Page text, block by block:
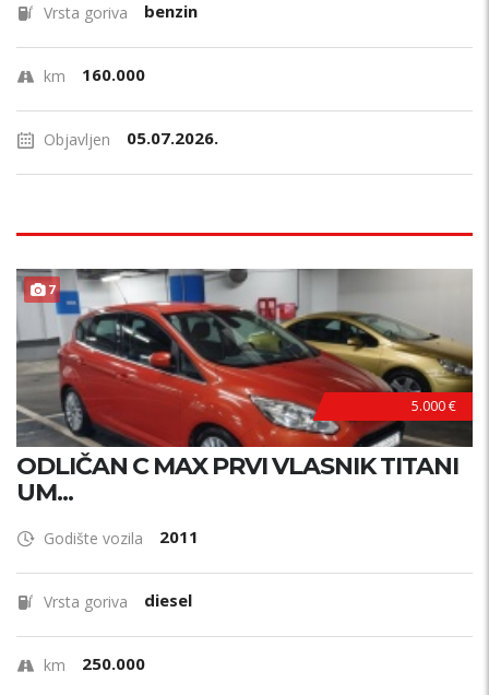
Vrsta goriva benzin
km 160.000
Objavljen 05.07.2026.
7
5.000 €
ODLIČAN C MAX PRVI VLASNIK TITANI
UM...
Godište vozila 2011
Vrsta goriva diesel
km 250.000